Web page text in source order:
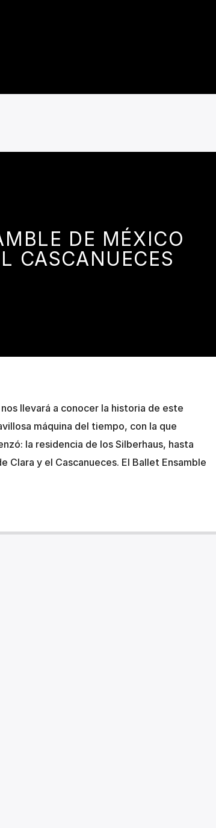
DE MÉXICO
CASCANUECES
llevará a conocer la historia de este
máquina del tiempo, con la que
la residencia de los Silberhaus, hasta
Clara y el Cascanueces. El Ballet Ensamble